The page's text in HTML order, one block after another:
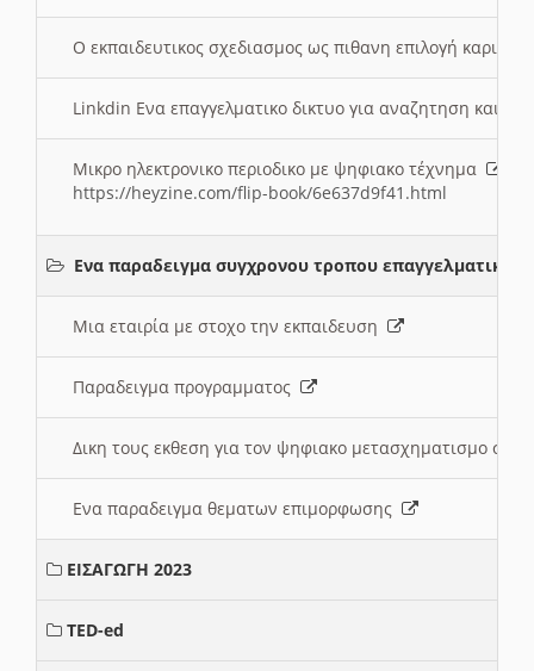
Ο εκπαιδευτικος σχεδιασμος ως πιθανη επιλογή
Linkdin Ενα επαγγελματικο δικτυο για αναζητηση και
Μικρο ηλεκτρονικο περιοδικο με ψηφιακο τέχνημα
https://heyzine.com/flip-book/6e637d9f41.html
Ενα παραδειγμα συγχρονου τροπου
Μια εταιρία με στοχο την εκπαιδευση
Παραδειγμα προγραμματος
Δικη τους εκθεση για τον ψηφιακο μετασχηματισμο
Ενα παραδειγμα θεματων επιμορφωσης
ΕΙΣΑΓΩΓΗ 2023
TED-ed